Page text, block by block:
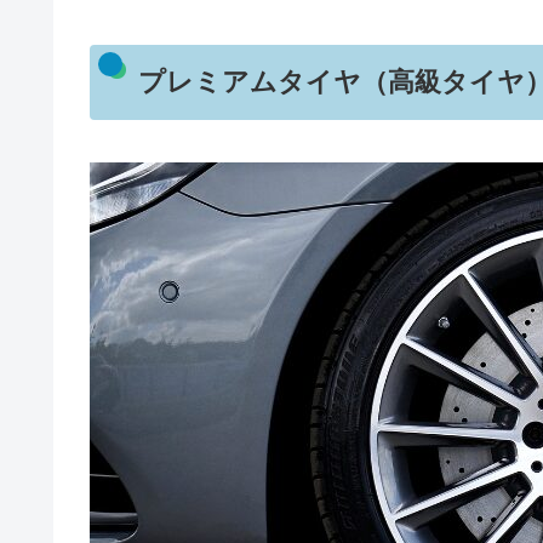
プレミアムタイヤ（高級タイヤ